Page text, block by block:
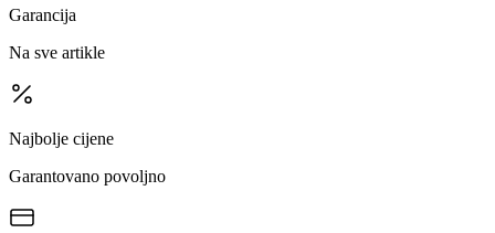
Garancija
Na sve artikle
Najbolje cijene
Garantovano povoljno